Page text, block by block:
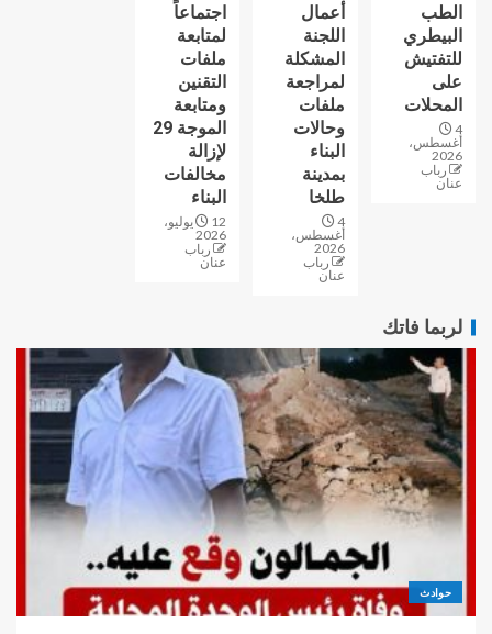
الطب
البيطري
للتفتيش
على
المحلات
4
أغسطس،
2026
رباب
عنان
أعمال
اللجنة
المشكلة
لمراجعة
ملفات
وحالات
البناء
بمدينة
طلخا
4
أغسطس،
2026
رباب
عنان
اجتماعاً
لمتابعة
ملفات
التقنين
ومتابعة
الموجة 29
لإزالة
مخالفات
البناء
12 يوليو،
2026
رباب
عنان
لربما فاتك
حوادث